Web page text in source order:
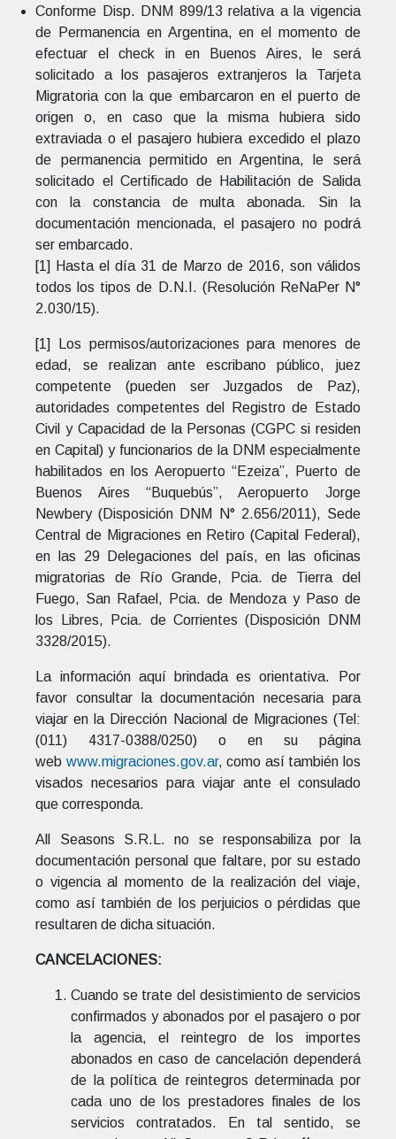
Conforme Disp. DNM 899/13 relativa a la vigencia
de Permanencia en Argentina, en el momento de
efectuar el check in en Buenos Aires, le será
solicitado a los pasajeros extranjeros la Tarjeta
Migratoria con la que embarcaron en el puerto de
origen o, en caso que la misma hubiera sido
extraviada o el pasajero hubiera excedido el plazo
de permanencia permitido en Argentina, le será
solicitado el Certificado de Habilitación de Salida
con la constancia de multa abonada. Sin la
documentación mencionada, el pasajero no podrá
ser embarcado.
[1] Hasta el día 31 de Marzo de 2016, son válidos
todos los tipos de D.N.I. (Resolución ReNaPer N°
2.030/15).
[1] Los permisos/autorizaciones para menores de
edad, se realizan ante escribano público, juez
competente (pueden ser Juzgados de Paz),
autoridades competentes del Registro de Estado
Civil y Capacidad de la Personas (CGPC si residen
en Capital) y funcionarios de la DNM especialmente
habilitados en los Aeropuerto “Ezeiza”, Puerto de
Buenos Aires “Buquebús”, Aeropuerto Jorge
Newbery (Disposición DNM N° 2.656/2011), Sede
Central de Migraciones en Retiro (Capital Federal),
en las 29 Delegaciones del país, en las oficinas
migratorias de Río Grande, Pcia. de Tierra del
Fuego, San Rafael, Pcia. de Mendoza y Paso de
los Libres, Pcia. de Corrientes (Disposición DNM
3328/2015).
La información aquí brindada es orientativa. Por
favor consultar la documentación necesaria para
viajar en la Dirección Nacional de Migraciones (Tel:
(011) 4317-0388/0250) o en su página
web www.migraciones.gov.ar, como así también los
visados necesarios para viajar ante el consulado
que corresponda.
All Seasons S.R.L. no se responsabiliza por la
documentación personal que faltare, por su estado
o vigencia al momento de la realización del viaje,
como así también de los perjuicios o pérdidas que
resultaren de dicha situación.
CANCELACIONES:
Cuando se trate del desistimiento de servicios
confirmados y abonados por el pasajero o por
la agencia, el reintegro de los importes
abonados en caso de cancelación dependerá
de la política de reintegros determinada por
cada uno de los prestadores finales de los
servicios contratados. En tal sentido, se